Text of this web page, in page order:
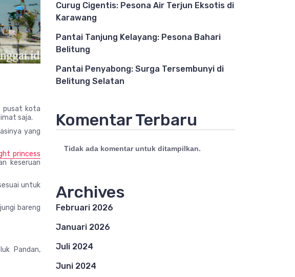
pusat kota
saja.
yang
princess
keseruan
untuk
bareng
Pandan,
Curug Cigentis: Pesona Air Terjun Eksotis di
Karawang
Pantai Tanjung Kelayang: Pesona Bahari
Belitung
Pantai Penyabong: Surga Tersembunyi di
Belitung Selatan
Komentar Terbaru
Tidak ada komentar untuk ditampilkan.
Archives
Februari 2026
Januari 2026
Juli 2024
Juni 2024